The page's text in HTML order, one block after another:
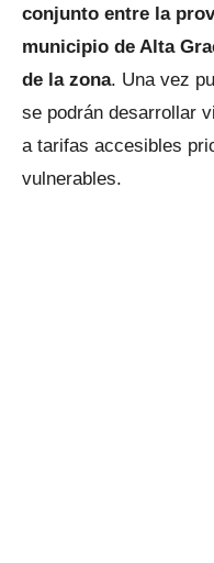
conjunto entre la
municipio de Alta
de la zona. Una vez
se podrán desarrollar
a tarifas accesibles
vulnerables.